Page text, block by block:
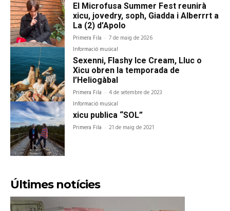
El Microfusa Summer Fest reunirà
xicu, jovedry, soph, Giadda i Alberrrt a
La (2) d’Apolo
Primera Fila - 7 de maig de 2026
Informació musical
Sexenni, Flashy Ice Cream, Lluc o
Xicu obren la temporada de
l’Heliogàbal
Primera Fila - 4 de setembre de 2023
Informació musical
xicu publica “SOL”
Primera Fila - 21 de maig de 2021
Últimes notícies